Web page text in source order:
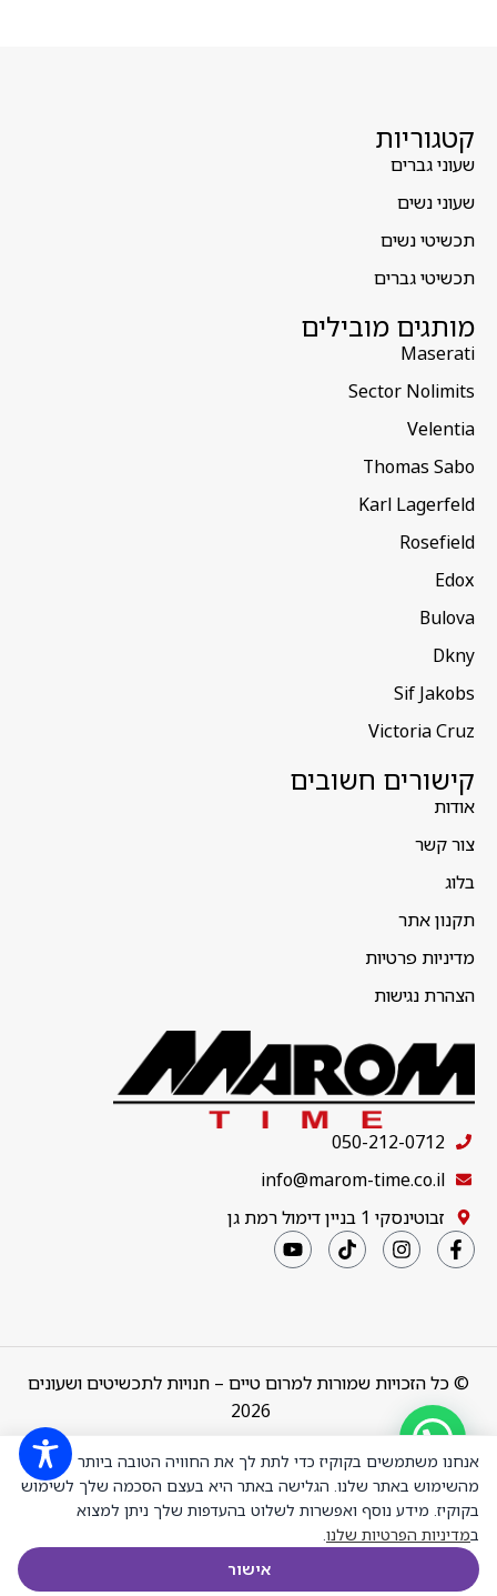
קטגוריות
שעוני גברים
שעוני נשים
תכשיטי נשים
תכשיטי גברים
מותגים מובילים
Maserati
Sector Nolimits
Velentia
Thomas Sabo
Karl Lagerfeld
Rosefield
Edox
Bulova
Dkny
Sif Jakobs
Victoria Cruz
קישורים חשובים
אודות
צור קשר
בלוג
תקנון אתר
מדיניות פרטיות
הצהרת נגישות
050-212-0712
info@marom-time.co.il
זבוטינסקי 1 בניין דימול רמת גן
© כל הזכויות שמורות למרום טיים – חנויות לתכשיטים ושעונים
2026
Design & Code bythebuildup
חנות
רשימת משאלות
עגלת הקניות
חשבון שלי
Sif Jacobs
עגילים
₪1,175.00 הוספה
אנחנו משתמשים בקוקיז כדי לתת לך את החוויה הטובה ביותר
מהשימוש באתר שלנו. הגלישה באתר היא בעצם הסכמה שלך לשימוש
בקוקיז. מידע נוסף ואפשרות לשלוט בהעדפות שלך ניתן למצוא
במדיניות הפרטיות שלנו.
אישור